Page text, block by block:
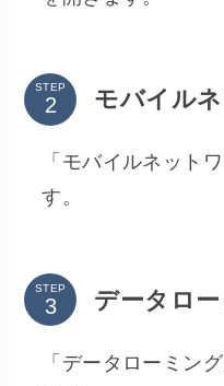
STEP モバイル
「モバイルネット
す。
STEP データロ
「データローミン